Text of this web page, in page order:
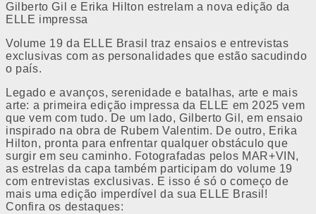
Gilberto Gil e Erika Hilton estrelam a nova edição da
ELLE impressa
Volume 19 da ELLE Brasil traz ensaios e entrevistas
exclusivas com as personalidades que estão sacudindo
o país.
Legado e avanços, serenidade e batalhas, arte e mais
arte: a primeira edição impressa da ELLE em 2025 vem
que vem com tudo. De um lado, Gilberto Gil, em ensaio
inspirado na obra de Rubem Valentim. De outro, Erika
Hilton, pronta para enfrentar qualquer obstáculo que
surgir em seu caminho. Fotografadas pelos MAR+VIN,
as estrelas da capa também participam do volume 19
com entrevistas exclusivas. E isso é só o começo de
mais uma edição imperdível da sua ELLE Brasil!
Confira os destaques: